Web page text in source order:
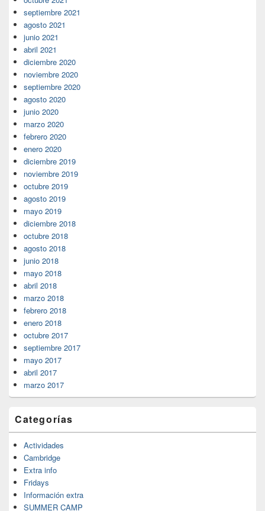
septiembre 2021
agosto 2021
junio 2021
abril 2021
diciembre 2020
noviembre 2020
septiembre 2020
agosto 2020
junio 2020
marzo 2020
febrero 2020
enero 2020
diciembre 2019
noviembre 2019
octubre 2019
agosto 2019
mayo 2019
diciembre 2018
octubre 2018
agosto 2018
junio 2018
mayo 2018
abril 2018
marzo 2018
febrero 2018
enero 2018
octubre 2017
septiembre 2017
mayo 2017
abril 2017
marzo 2017
Categorías
Actividades
Cambridge
Extra info
Fridays
Información extra
SUMMER CAMP